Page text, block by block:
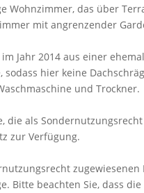
das über
mit angrenzender
Jahr 2014 aus einer
hier keine
und Trockner.
als
zur Verfügung.
Bitte beachten Sie, dass